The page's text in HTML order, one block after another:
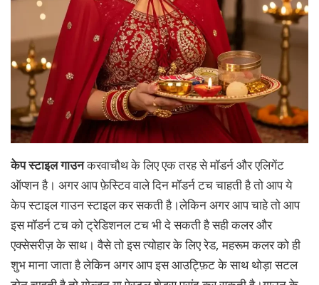
केप स्टाइल गाउनकरवाचौथ के लिए एक तरह से मॉडर्न और एलिगेंट
ऑप्शन है। अगर आप फ़ेस्टिव वाले दिन मॉडर्न टच चाहती है तो आप ये
केप स्टाइल गाउन स्टाइल कर सकती है।लेकिन अगर आप चाहे तो आप
इस मॉडर्न टच को ट्रेडिशनल टच भी दे सकती है सही कलर और
एक्सेसरीज़ के साथ। वैसे तो इस त्योहार के लिए रेड, महरूम कलर को ही
शुभ माना जाता है लेकिन अगर आप इस आउट्फ़िट के साथ थोड़ा सटल